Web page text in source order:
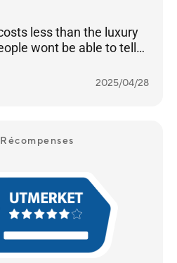
less than the luxury
wont be able to tell
2025/04/28